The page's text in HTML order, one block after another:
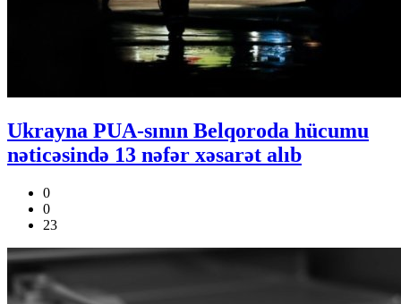
Ukrayna PUA-sının Belqoroda hücumu
nəticəsində 13 nəfər xəsarət alıb
0
0
23